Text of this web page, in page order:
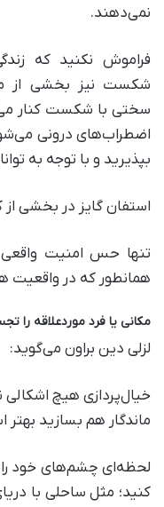
نمی‌دهند.
فراموش نکنید که
شکست نیز بخشی از
سختی با شکست کنار
اضطراب‌های درونی
بپذیرید و با توجه به
استفان گایز در بخشی
تنها حس امنیت واقعی
همانطور که در واقعیت
مکانی یا فرد موردعلاقه را
لزلی دین براون می‌گوید:
خیال‌پردازی هیچ اشکالی
ماندگار هم بسازید
لحظه‌ای چشم‌های خود را
کنید؛ مثل ساحلی با